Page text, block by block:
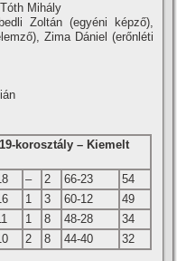
Tóth Mihály
Zoltán (egyéni képző),
Zima Dániel (erőnléti
korosztály – Kiemelt
– 2 66-23
54
1 3 60-12
49
1 8 48-28
34
2 8 44-40 32